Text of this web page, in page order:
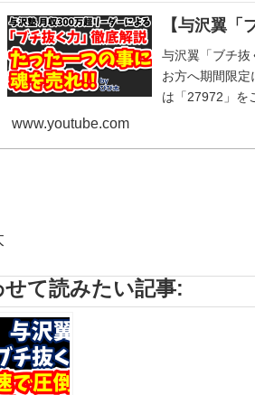
【与沢翼
与沢翼「ブチ
お方へ期間限
は「27972」を
www.youtube.com
せて読みたい記事: